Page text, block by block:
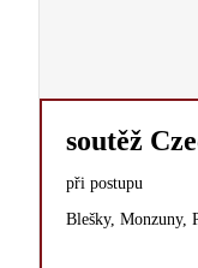
soutěž
při postupu
Blešky, Monzuny,